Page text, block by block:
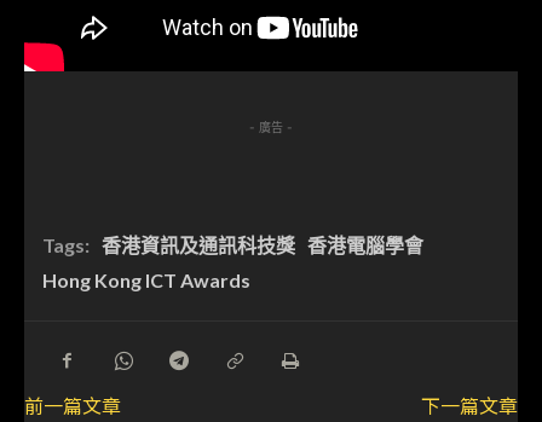
- 廣告 -
Tags: 香港資訊及通訊科技獎 香港電腦學會
Hong Kong ICT Awards
前一篇文章
下一篇文章